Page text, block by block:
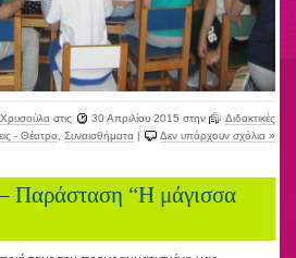
στις 30 Απριλίου 2015 στην
Διδακτικές
- Θέατρα, Συναισθήματα | Δεν υπάρχουν σχόλια »
Παράσταση “Η μάγισσα